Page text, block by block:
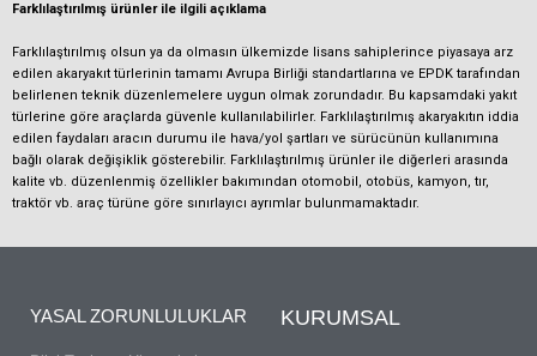
Farklılaştırılmış ürünler ile ilgili açıklama
Farklılaştırılmış olsun ya da olmasın ülkemizde lisans sahiplerince piyasaya arz
edilen akaryakıt türlerinin tamamı Avrupa Birliği standartlarına ve EPDK tarafından
belirlenen teknik düzenlemelere uygun olmak zorundadır. Bu kapsamdaki yakıt
türlerine göre araçlarda güvenle kullanılabilirler. Farklılaştırılmış akaryakıtın iddia
edilen faydaları aracın durumu ile hava/yol şartları ve sürücünün kullanımına
bağlı olarak değişiklik gösterebilir. Farklılaştırılmış ürünler ile diğerleri arasında
kalite vb. düzenlenmiş özellikler bakımından otomobil, otobüs, kamyon, tır,
traktör vb. araç türüne göre sınırlayıcı ayrımlar bulunmamaktadır.
YASAL ZORUNLULUKLAR KURUMSAL